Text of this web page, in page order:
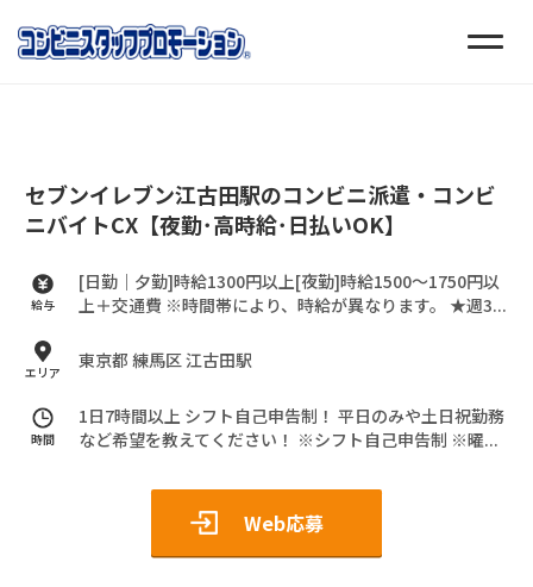
セブンイレブン江古田駅のコンビニ派遣・コンビ
ニバイトCX【夜勤･高時給･日払いOK】
給与
[日勤｜夕勤]時給1300円以上[夜勤]時給1500～1750円以
上＋交通費 ※時間帯により、時給が異なります。 ★週3...
エリア 東京都 練馬区 江古田駅
時間
1日7時間以上 シフト自己申告制！ 平日のみや土日祝勤務
など希望を教えてください！ ※シフト自己申告制 ※曜...
Web応募